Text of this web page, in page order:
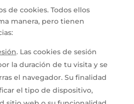
de cookies. Todos ellos
manera, pero tienen
. Las cookies de sesión
la duración de tu visita y se
el navegador. Su finalidad
el tipo de dispositivo,